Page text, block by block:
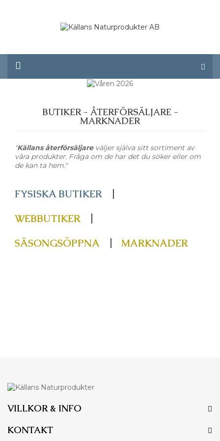
BUTIKER - ÅTERFÖRSÄLJARE -
MARKNADER
"Källans återförsäljareväljer själva sitt sortiment av
våra produkter. Fråga om de har det du söker eller om
de kan ta hem."
FYSISKA BUTIKER
WEBBUTIKER
SÄSONGSÖPPNA
MARKNADER
VILLKOR & INFO
KONTAKT